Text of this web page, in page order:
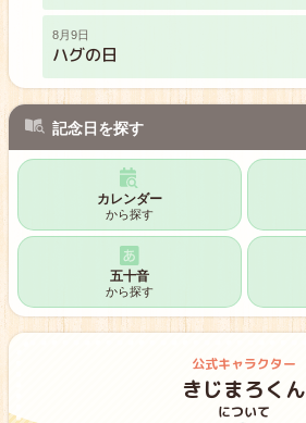
8月9日
ハグの日
8月10日
ハートの日
山の日
8月12日
アルプスの少女ハイジの日
8月13日
左利きの日
記念日を探す
カレンダー
から探す
五十音
から探す
公式キャラクター
きじまろくん
について